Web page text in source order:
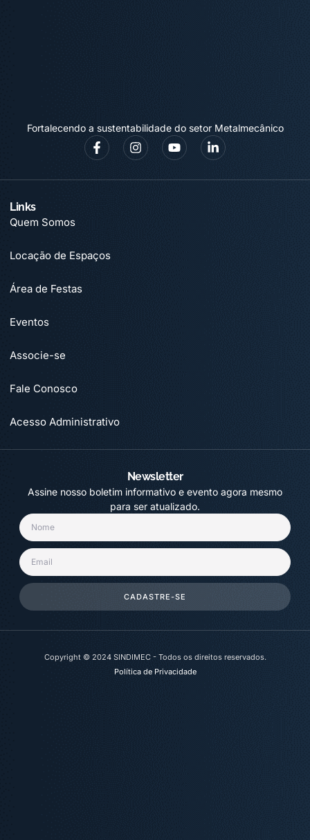
Fortalecendo a sustentabilidade do setor Metalmecânico
Links
Quem Somos
Locação de Espaços
Área de Festas
Eventos
Associe-se
Fale Conosco
Acesso Administrativo
Newsletter
Assine nosso boletim informativo e evento agora mesmo
para ser atualizado.
CADASTRE-SE
Copyright © 2024 SINDIMEC - Todos os direitos reservados.
Política de Privacidade